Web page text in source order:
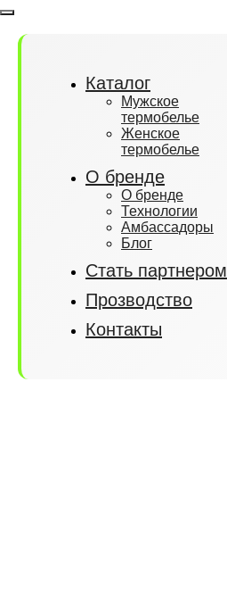
Каталог
Мужское
термобелье
Женское
термобелье
О бренде
О бренде
Технологии
Амбассадоры
Блог
Стать партнером
Прозводство
Контакты